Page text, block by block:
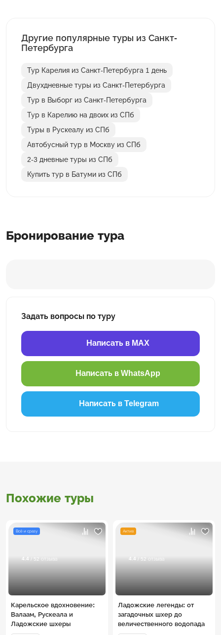
Другие популярные туры из Санкт-
Петербурга
Тур Карелия из Санкт-Петербурга 1 день
Двухдневные туры из Санкт-Петербурга
Тур в Выборг из Санкт-Петербурга
Тур в Карелию на двоих из СПб
Туры в Рускеалу из СПб
Автобусный тур в Москву из СПб
2-3 дневные туры из СПб
Купить тур в Батуми из СПб
Бронирование тура
Задать вопросы по туру
Написать в MAX
Написать в WhatsApp
Написать в Telegram
Похожие туры
Всё и сразу
4.4 / 52 отзыва
Карельское вдохновение:
Валаам, Рускеала и
Ладожские шхеры
Актив
4.4 / 52 отзыва
Ладожские легенды: от
загадочных шхер до
величественного водопада